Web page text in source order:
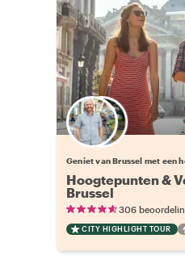
Kies jouw
Geniet van Brussel met een
Hoogtepunten &
Brussel
306
CITY HIGHLIGHT TOUR